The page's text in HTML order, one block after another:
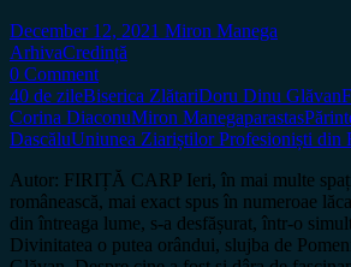
December 12, 2021 Miron Manega
ArhivaCredință
0 Comment
40 de zileBiserica ZlătariDoru Dinu Glăvan
Corina DiaconuMiron Manegaparastas
DascăluUniunea Ziariștilor Profesioniști din
Autor: FIRIȚĂ CARP Ieri, în mai multe
românească, mai exact spus în numeroae
din întreaga lume, s-a desfășurat, într-o
Divinitatea o putea orândui, slujba de